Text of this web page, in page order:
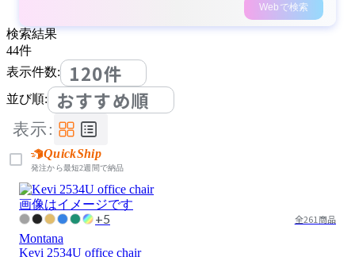
Webで検索
検索結果
44件
表示件数:
120件
並び順: おすすめ順
表示:
QuickShip
発注から最短2週間で納品
画像はイメージです
+5 全261商品
Montana
Kevi 2534U office chair